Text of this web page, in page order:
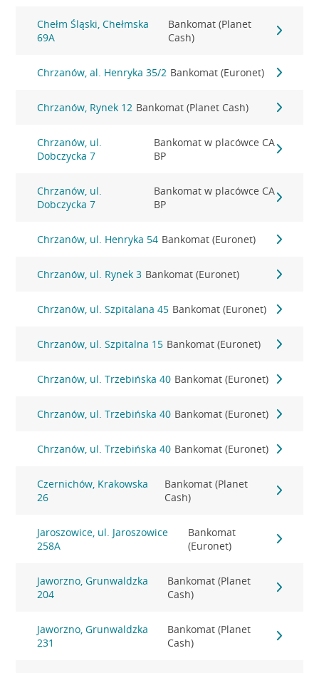
Chełm Śląski, Chełmska
69A
Bankomat (Planet
Cash)
Chrzanów, al. Henryka 35/2 Bankomat (Euronet)
Chrzanów, Rynek 12 Bankomat (Planet Cash)
Chrzanów, ul.
Dobczycka 7
Bankomat w placówce CA
BP
Chrzanów, ul.
Dobczycka 7
Bankomat w placówce CA
BP
Chrzanów, ul. Henryka 54 Bankomat (Euronet)
Chrzanów, ul. Rynek 3 Bankomat (Euronet)
Chrzanów, ul. Szpitalana 45 Bankomat (Euronet)
Chrzanów, ul. Szpitalna 15 Bankomat (Euronet)
Chrzanów, ul. Trzebińska 40 Bankomat (Euronet)
Chrzanów, ul. Trzebińska 40 Bankomat (Euronet)
Chrzanów, ul. Trzebińska 40 Bankomat (Euronet)
Czernichów, Krakowska
26
Bankomat (Planet
Cash)
Jaroszowice, ul. Jaroszowice
258A
Bankomat
(Euronet)
Jaworzno, Grunwaldzka
204
Bankomat (Planet
Cash)
Jaworzno, Grunwaldzka
231
Bankomat (Planet
Cash)